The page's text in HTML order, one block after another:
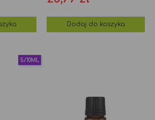
Dodaj do koszyka
5/10ML